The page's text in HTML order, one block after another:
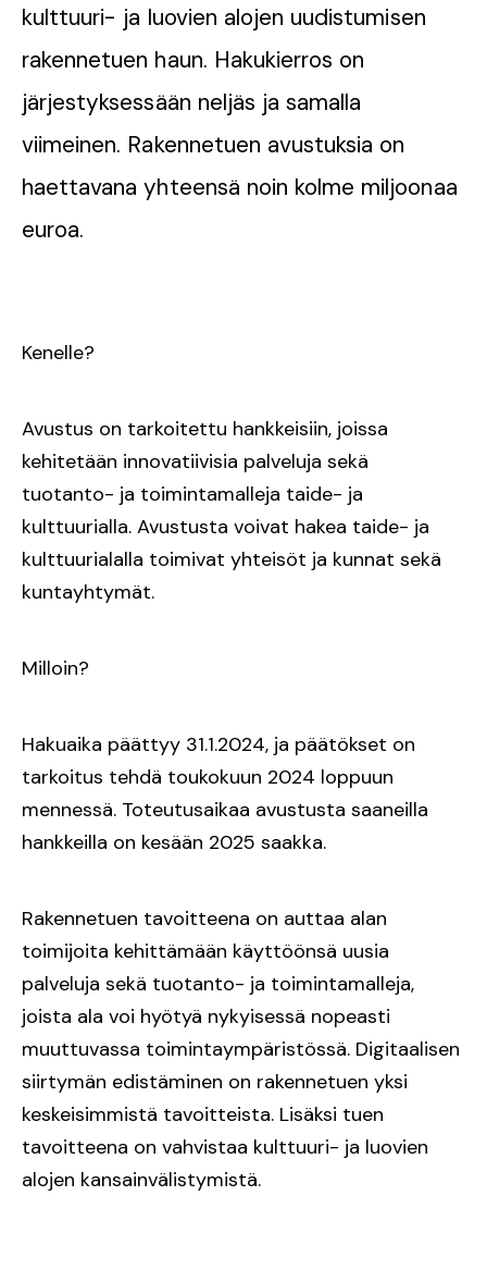
kulttuuri- ja luovien alojen uudistumisen
rakennetuen haun. Hakukierros on
järjestyksessään neljäs ja samalla
viimeinen. Rakennetuen avustuksia on
haettavana yhteensä noin kolme miljoonaa
euroa.
Kenelle?
Avustus on tarkoitettu hankkeisiin, joissa
kehitetään innovatiivisia palveluja sekä
tuotanto- ja toimintamalleja taide- ja
kulttuurialla. Avustusta voivat hakea taide- ja
kulttuurialalla toimivat yhteisöt ja kunnat sekä
kuntayhtymät.
Milloin?
Hakuaika päättyy 31.1.2024, ja päätökset on
tarkoitus tehdä toukokuun 2024 loppuun
mennessä. Toteutusaikaa avustusta saaneilla
hankkeilla on kesään 2025 saakka.
Rakennetuen tavoitteena on auttaa alan
toimijoita kehittämään käyttöönsä uusia
palveluja sekä tuotanto- ja toimintamalleja,
joista ala voi hyötyä nykyisessä nopeasti
muuttuvassa toimintaympäristössä. Digitaalisen
siirtymän edistäminen on rakennetuen yksi
keskeisimmistä tavoitteista. Lisäksi tuen
tavoitteena on vahvistaa kulttuuri- ja luovien
alojen kansainvälistymistä.